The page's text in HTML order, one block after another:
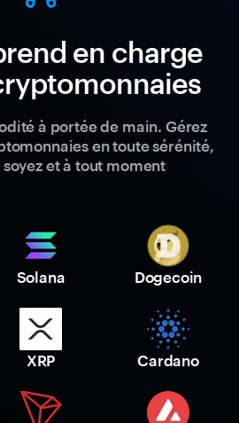
en charge
à portée de main. Gérez
en toute sérénité,
et à tout moment
Solana Dogecoin
XRP Cardano